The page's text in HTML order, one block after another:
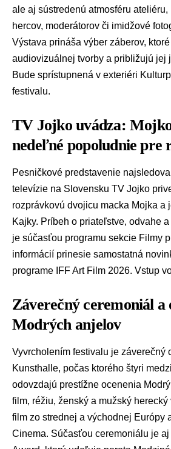
ale aj sústredenú atmosféru
hercov, moderátorov či imidžové
Výstava prináša výber záberov,
audiovizuálnej tvorby a približujú jej
Bude sprístupnená v exteriéri
festivalu.
TV Jojko uvádza:
nedeľné popoludnie pre
Pesničkové predstavenie
televízie na Slovensku TV Jojko
rozprávkovú dvojicu macka Mojka a
Kajky. Príbeh o priateľstve, odvahe
je súčasťou programu sekcie Filmy
informácií prinesie samostatná
programe IFF Art Film 2026. Vstup
Záverečný ceremoniál a
Modrých anjelov
Vyvrcholením festivalu je záverečný
Kunsthalle, počas ktorého štyri
odovzdajú prestížne ocenenia
film, réžiu, ženský a mužský herecký
film zo strednej a východnej Európy
Cinema. Súčasťou ceremoniálu je aj